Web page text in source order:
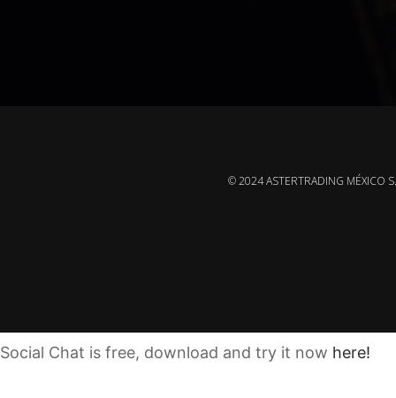
© 2024 ASTERTRADING MÉXICO
Social Chat is free, download and try it now here!